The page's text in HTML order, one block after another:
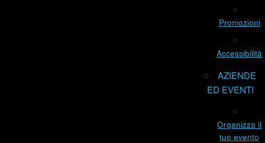
Promozioni
Accessibilità
AZIENDE
ED EVENTI
Organizza il
tuo evento